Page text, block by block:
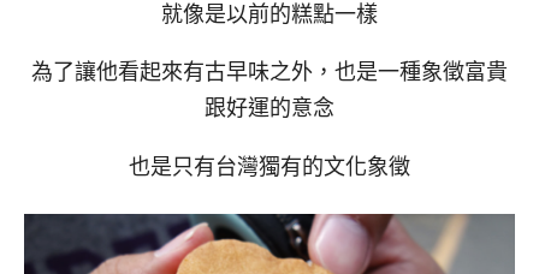
就像是以前的糕點一樣
為了讓他看起來有古早味之外，也是一種象徵富貴
跟好運的意念
也是只有台灣獨有的文化象徵